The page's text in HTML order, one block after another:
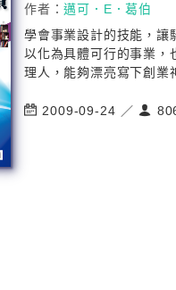
作者：邁可．E．葛伯
學會事業設計的技能，讓
以化為具體可行的事業，
理人，能夠漂亮寫下創業
2009-09-24 ／